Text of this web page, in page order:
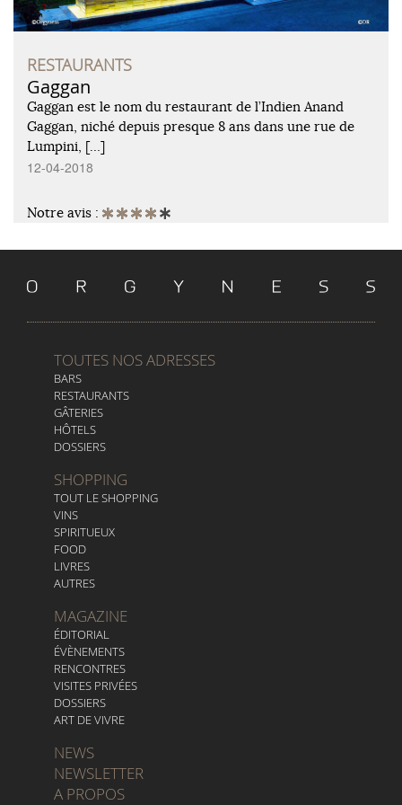
RESTAURANTS
Gaggan
Gaggan est le nom du restaurant de l’Indien Anand
Gaggan, niché depuis presque 8 ans dans une rue de
Lumpini, […]
12-04-2018
Notre avis :
TOUTES NOS ADRESSES
BARS
RESTAURANTS
GÂTERIES
HÔTELS
DOSSIERS
SHOPPING
TOUT LE SHOPPING
VINS
SPIRITUEUX
FOOD
LIVRES
AUTRES
MAGAZINE
ÉDITORIAL
ÉVÈNEMENTS
RENCONTRES
VISITES PRIVÉES
DOSSIERS
ART DE VIVRE
NEWS
NEWSLETTER
A PROPOS